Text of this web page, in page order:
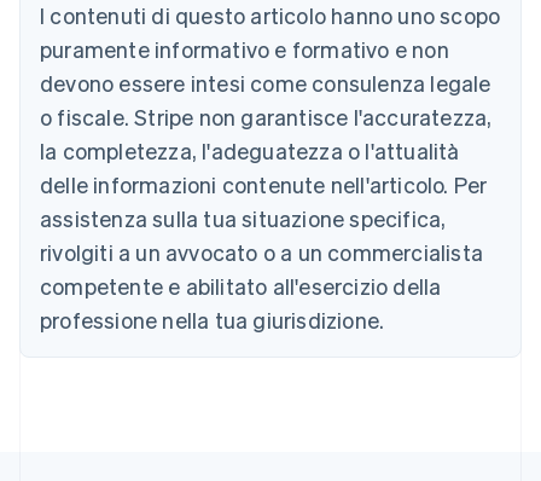
I contenuti di questo articolo hanno uno scopo
puramente informativo e formativo e non
devono essere intesi come consulenza legale
o fiscale. Stripe non garantisce l'accuratezza,
la completezza, l'adeguatezza o l'attualità
delle informazioni contenute nell'articolo. Per
assistenza sulla tua situazione specifica,
rivolgiti a un avvocato o a un commercialista
competente e abilitato all'esercizio della
professione nella tua giurisdizione.
English
DeutschEnglish
Belgio
Nederlands Français English
Brasile
PortuguêsEnglish
Bulgaria
Canada
EnglishFrançais
Cina continentale
简体中文English
Cipro